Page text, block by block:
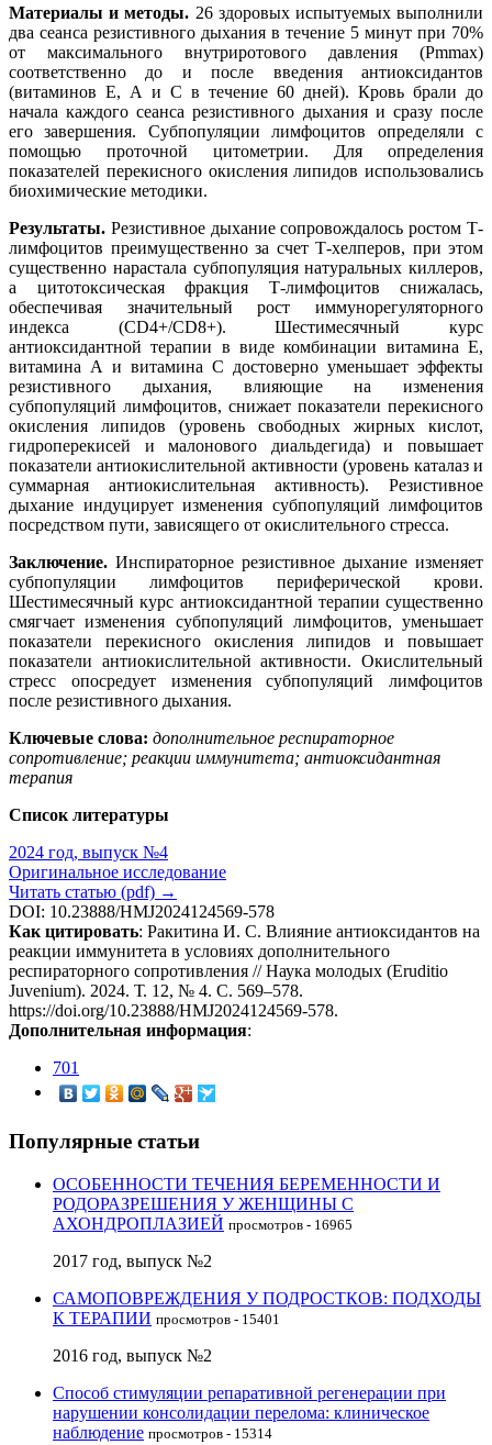
Материалы и методы. 26 здоровых испытуемых выполнили
два сеанса резистивного дыхания в течение 5 минут при 70%
от максимального внутриротового давления (Pmmax)
соответственно до и после введения антиоксидантов
(витаминов Е, А и C в течение 60 дней). Кровь брали до
начала каждого сеанса резистивного дыхания и сразу после
его завершения. Субпопуляции лимфоцитов определяли с
помощью проточной цитометрии. Для определения
показателей перекисного окисления липидов использовались
биохимические методики.
Результаты. Резистивное дыхание сопровождалось ростом Т-
лимфоцитов преимущественно за счет Т-хелперов, при этом
существенно нарастала субпопуляция натуральных киллеров,
а цитотоксическая фракция Т-лимфоцитов снижалась,
обеспечивая значительный рост иммунорегуляторного
индекса (CD4+/CD8+). Шестимесячный курс
антиоксидантной терапии в виде комбинации витамина Е,
витамина А и витамина С достоверно уменьшает эффекты
резистивного дыхания, влияющие на изменения
субпопуляций лимфоцитов, снижает показатели перекисного
окисления липидов (уровень свободных жирных кислот,
гидроперекисей и малонового диальдегида) и повышает
показатели антиокислительной активности (уровень каталаз и
суммарная антиокислительная активность). Резистивное
дыхание индуцирует изменения субпопуляций лимфоцитов
посредством пути, зависящего от окислительного стресса.
Заключение. Инспираторное резистивное дыхание изменяет
субпопуляции лимфоцитов периферической крови.
Шестимесячный курс антиоксидантной терапии существенно
смягчает изменения субпопуляций лимфоцитов, уменьшает
показатели перекисного окисления липидов и повышает
показатели антиокислительной активности. Окислительный
стресс опосредует изменения субпопуляций лимфоцитов
после резистивного дыхания.
Ключевые слова: дополнительное респираторное
сопротивление; реакции иммунитета; антиоксидантная
терапия
Список литературы
2024 год, выпуск №4
Оригинальное исследование
Читать статью (pdf) →
DOI: 10.23888/HMJ2024124569-578
Как цитировать: Ракитина И. С. Влияние антиоксидантов на
реакции иммунитета в условиях дополнительного
респираторного сопротивления // Наука молодых (Eruditio
Juvenium). 2024. Т. 12, № 4. С. 569–578.
https://doi.org/10.23888/HMJ2024124569-578.
Дополнительная информация:
701
Популярные статьи
ОСОБЕННОСТИ ТЕЧЕНИЯ БЕРЕМЕННОСТИ И
РОДОРАЗРЕШЕНИЯ У ЖЕНЩИНЫ С
АХОНДРОПЛАЗИЕЙ просмотров - 16965
2017 год, выпуск №2
САМОПОВРЕЖДЕНИЯ У ПОДРОСТКОВ: ПОДХОДЫ
К ТЕРАПИИ просмотров - 15401
2016 год, выпуск №2
Способ стимуляции репаративной регенерации при
нарушении консолидации перелома: клиническое
наблюдение просмотров - 15314